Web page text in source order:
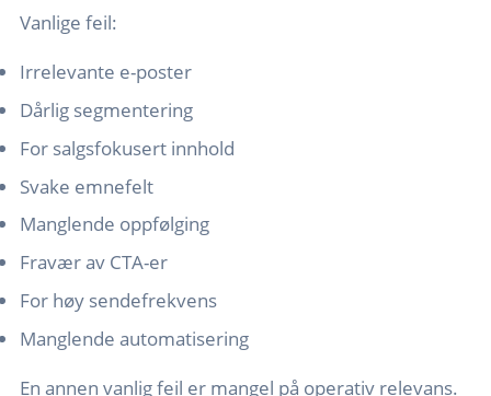
Vanlige feil:
Irrelevante e-poster
Dårlig segmentering
For salgsfokusert innhold
Svake emnefelt
Manglende oppfølging
Fravær av CTA-er
For høy sendefrekvens
Manglende automatisering
En annen vanlig feil er mangel på operativ relevans.